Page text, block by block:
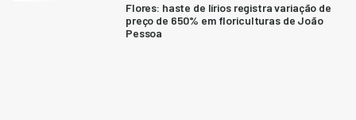
Flores: haste de lírios registra variação de
preço de 650% em floriculturas de João
Pessoa